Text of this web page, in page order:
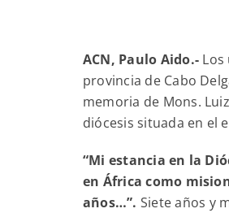
ACN, Paulo Aido.-
provincia de Cabo
memoria de Mons.
diócesis situada en el
“Mi estancia en la
en África como
años…”. Siete años y